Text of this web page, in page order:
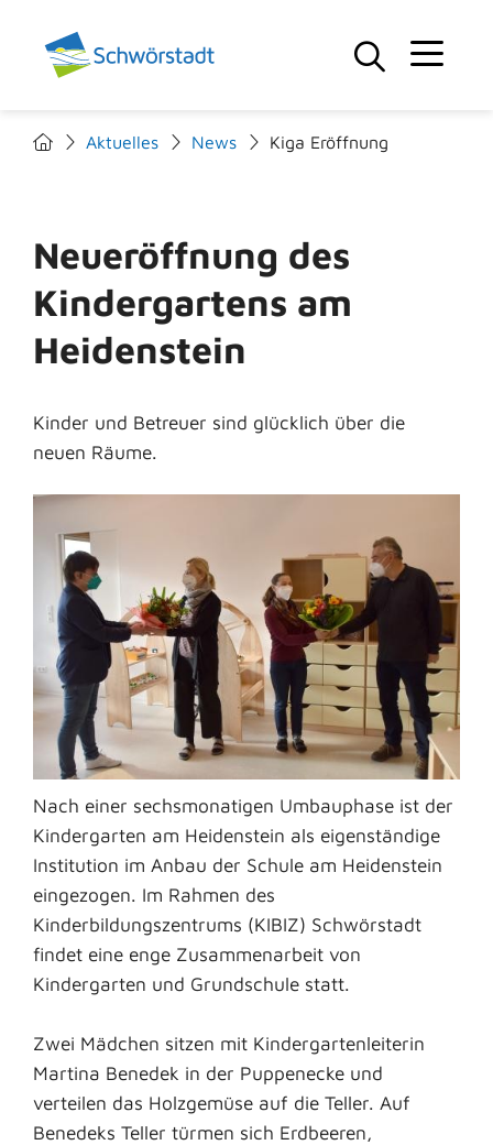
Aktuelles News Kiga Eröffnung
Neueröffnung des
Kindergartens am
Heidenstein
Kinder und Betreuer sind glücklich über die
neuen Räume.
Nach einer sechsmonatigen Umbauphase ist der
Kindergarten am Heidenstein als eigenständige
Institution im Anbau der Schule am Heidenstein
eingezogen. Im Rahmen des
Kinderbildungszentrums (KIBIZ) Schwörstadt
findet eine enge Zusammenarbeit von
Kindergarten und Grundschule statt.
Zwei Mädchen sitzen mit Kindergartenleiterin
Martina Benedek in der Puppenecke und
verteilen das Holzgemüse auf die Teller. Auf
Benedeks Teller türmen sich Erdbeeren,